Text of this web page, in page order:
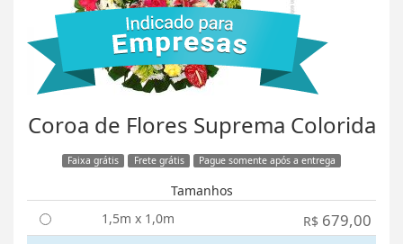
Coroa de Flores Suprema Colorida
Faixa grátis Frete grátis Pague somente após a entrega
Tamanhos
1,5m x 1,0m
R$ 679,00